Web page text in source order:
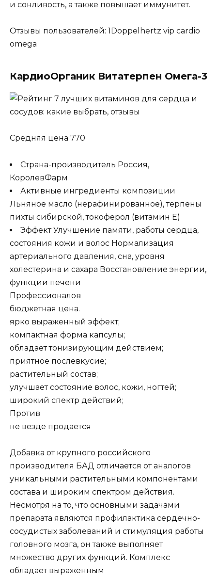
и сонливость, а также повышает иммунитет.
Отзывы пользователей: 1Doppelhertz vip cardio
omega
КардиоОрганик Витатерпен Омега-3
Средняя цена 770
Страна-производитель Россия,
КоролевФарм
Активные ингредиенты композиции
Льняное масло (нерафинированное), терпены
пихты сибирской, токоферол (витамин Е)
Эффект Улучшение памяти, работы сердца,
состояния кожи и волос Нормализация
артериального давления, сна, уровня
холестерина и сахара Восстановление энергии,
функции печени
Профессионалов
бюджетная цена.
ярко выраженный эффект;
компактная форма капсулы;
обладает тонизирующим действием;
приятное послевкусие;
растительный состав;
улучшает состояние волос, кожи, ногтей;
широкий спектр действий;
Против
не везде продается
Добавка от крупного российского
производителя БАД отличается от аналогов
уникальными растительными компонентами
состава и широким спектром действия.
Несмотря на то, что основными задачами
препарата являются профилактика сердечно-
сосудистых заболеваний и стимуляция работы
головного мозга, он также выполняет
множество других функций. Комплекс
обладает выраженным